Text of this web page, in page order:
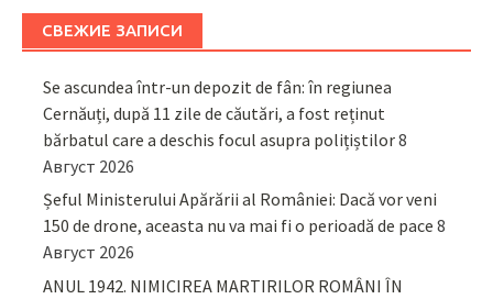
СВЕЖИЕ ЗАПИСИ
Se ascundea într-un depozit de fân: în regiunea
Cernăuți, după 11 zile de căutări, a fost reținut
bărbatul care a deschis focul asupra polițiștilor8
Август 2026
Șeful Ministerului Apărării al României: Dacă vor veni
150 de drone, aceasta nu va mai fi o perioadă de pace 8
Август 2026
ANUL 1942. NIMICIREA MARTIRILOR ROMÂNI ÎN